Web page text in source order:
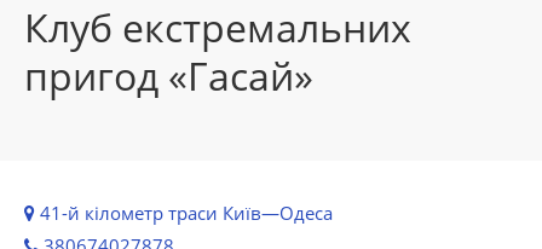
Клуб екстремальних
пригод «Гасай»
41-й кілометр траси Київ—Одеса